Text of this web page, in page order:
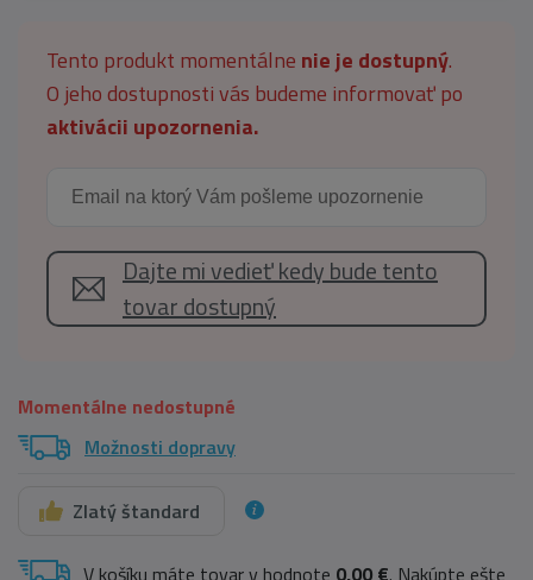
Tento produkt momentálne nie je dostupný.
O jeho dostupnosti vás budeme informovať po
aktivácii upozornenia.
Dajte mi vedieť kedy bude tento
tovar dostupný
Momentálne nedostupné
Možnosti dopravy
Zlatý štandard